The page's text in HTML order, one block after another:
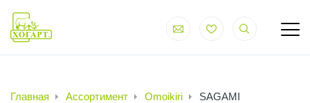
Главная Ассортимент Omoikiri SAGAMI